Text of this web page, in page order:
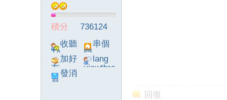
積分
736124
收聽
TA
串個
門
加好
友
lang
viewthre
發消
息
回復